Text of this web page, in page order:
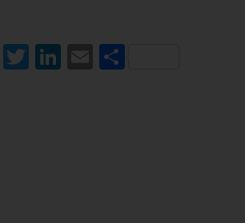
W T
Li
E